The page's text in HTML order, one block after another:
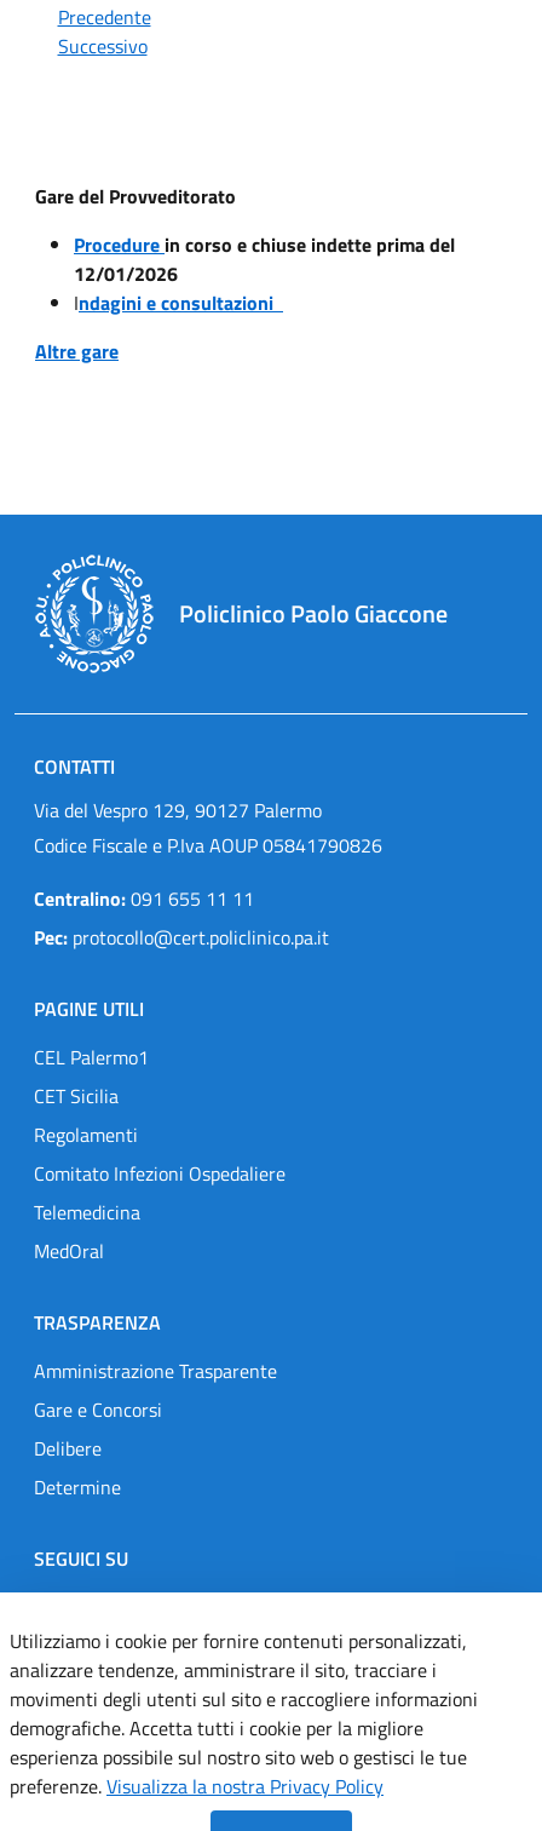
Precedente
Successivo
Gare del Provveditorato
Procedure in corso e chiuse indette prima del
12/01/2026
Indagini e consultazioni
Altre gare
Policlinico Paolo Giaccone
CONTATTI
Via del Vespro 129, 90127 Palermo
Codice Fiscale e P.Iva AOUP 05841790826
Centralino:091 655 11 11
Pec: protocollo@cert.policlinico.pa.it
PAGINE UTILI
CEL Palermo1
CET Sicilia
Regolamenti
Comitato Infezioni Ospedaliere
Telemedicina
MedOral
TRASPARENZA
Amministrazione Trasparente
Gare e Concorsi
Delibere
Determine
SEGUICI SU
Designers Italia
TwitterInstagramYoutubeLinkedin
Dichiarazione di accessibilità
Informativa cookie
Utilizziamo i cookie per fornire contenuti personalizzati,
analizzare tendenze, amministrare il sito, tracciare i
movimenti degli utenti sul sito e raccogliere informazioni
demografiche. Accetta tutti i cookie per la migliore
esperienza possibile sul nostro sito web o gestisci le tue
preferenze.Visualizza la nostra Privacy Policy